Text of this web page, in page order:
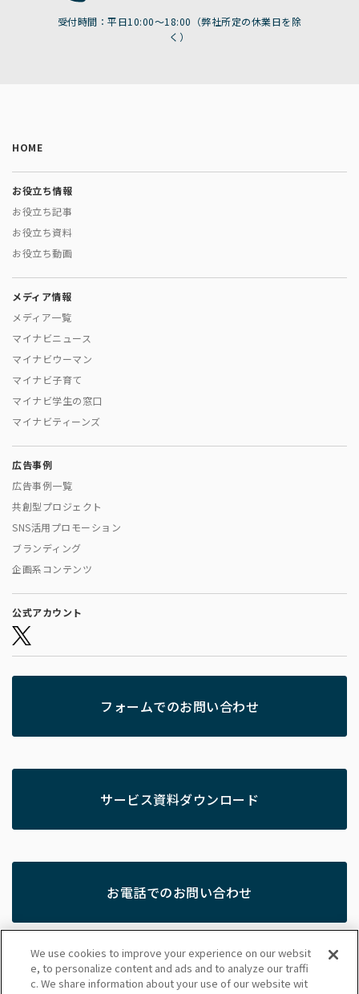
受付時間：平日10:00〜18:00（弊社所定の休業日を除
く）
HOME
お役立ち情報
お役立ち記事
お役立ち資料
お役立ち動画
メディア情報
メディア一覧
マイナビニュース
マイナビウーマン
マイナビ子育て
マイナビ学生の窓口
マイナビティーンズ
広告事例
広告事例一覧
共創型プロジェクト
SNS活用プロモーション
ブランディング
企画系コンテンツ
公式アカウント
フォームでのお問い合わせ
サービス資料ダウンロード
お電話でのお問い合わせ
受付時間：平日10:00〜18:00（弊社所定の休業日を除
く）
We use cookies to improve your experience on our websit
e, to personalize content and ads and to analyze our traffi
c. We share information about your use of our website wit